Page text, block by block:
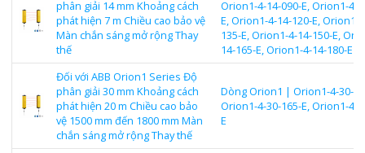
phân giải 14 mm Khoảng cách
phát hiện 7 m Chiều cao bảo vệ
Màn chắn sáng mở rộng Thay
thế
Orion1-4-14-090-E, Orion1-4-
E, Orion1-4-14-120-E, Orion1-
135-E, Orion1-4-14-150-E,
14-165-E, Orion1-4-14-180-E
Đối với ABB Orion1 Series Độ
phân giải 30 mm Khoảng cách
phát hiện 20 m Chiều cao bảo
vệ 1500 mm đến 1800 mm Màn
chắn sáng mở rộng Thay thế
Dòng Orion1 | Orion1-4-30-
Orion1-4-30-165-E, Orion1-4-
E